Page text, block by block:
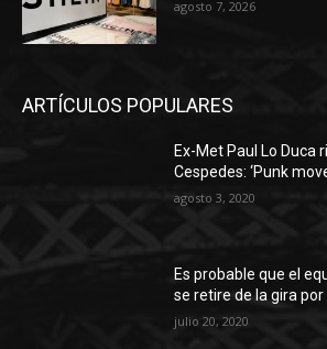
agosto 7, 2026
ARTÍCULOS POPULARES
Ex-Met Paul Lo Duca
Cespedes: ‘Punk
agosto 3, 2020
Es probable que el
se retire de la gira
julio 20, 2020